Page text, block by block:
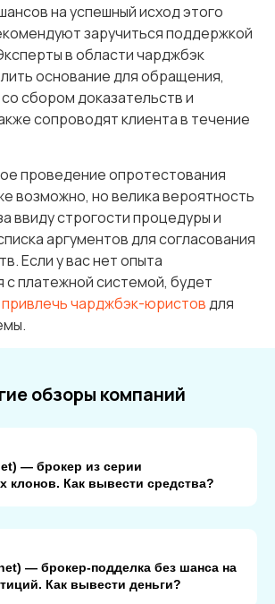
на успешный исход этого
заручиться поддержкой
в области чарджбэк
основание для обращения,
сбором доказательств и
сопроводят клиента в течение
проведение опротестования
возможно, но велика вероятность
ввиду строгости процедуры и
аргументов для согласования
Если у вас нет опыта
с платежной системой, будет
привлечь чарджбэк-юристовдля
обзоры компаний
— брокер из серии
клонов. Как вывести средства?
— брокер-подделка без шанса на
Как вывести деньги?